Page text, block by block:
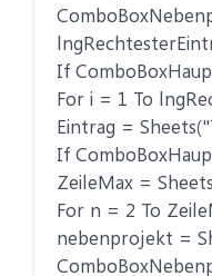
If
For i = 1 To
Eintrag =
If
ZeileMax =
For n = 2 To
nebenprojekt =